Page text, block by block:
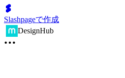
Slashpageで作成
DesignHub